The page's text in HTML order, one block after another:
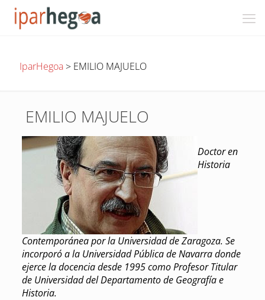
IparHegoa> EMILIO MAJUELO
EMILIO MAJUELO
Doctor en
Historia
Contemporánea por la Universidad de Zaragoza. Se
incorporó a la Universidad Pública de Navarra donde
ejerce la docencia desde 1995 como Profesor Titular
de Universidad del Departamento de Geografía e
Historia.